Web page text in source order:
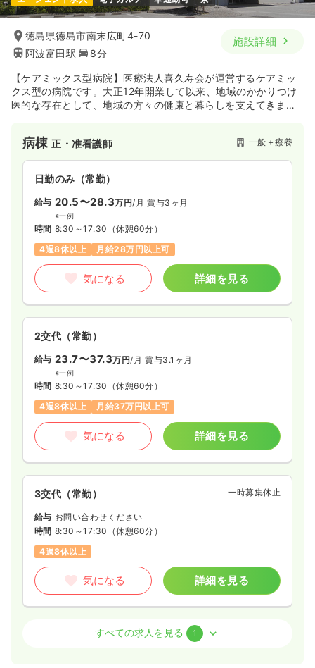
徳島県徳島市南末広町4-70
阿波富田駅
8分
施設詳細
【ケアミックス型病院】医療法人喜久寿会が運営するケアミッ
クス型の病院です。大正12年開業して以来、地域のかかりつけ
医的な存在として、地域の方々の健康と暮らしを支えてきまし
貢献している病院です。
病棟正・准看護師 一般＋療養
日勤のみ（常勤）
給与 20.5〜28.3万円/月 賞与3ヶ月
※一例
時間 8:30～17:30 （休憩60分）
4週8休以上
月給28万円以上可
気になる 詳細を見る
2交代（常勤）
給与 23.7〜37.3万円/月 賞与3.1ヶ月
※一例
時間 8:30～17:30 （休憩60分）
4週8休以上
月給37万円以上可
気になる 詳細を見る
3交代（常勤） 一時募集休止
給与 お問い合わせください
時間 8:30～17:30 （休憩60分）
4週8休以上
気になる 詳細を見る
正・准看護師すべての求人を見る 1